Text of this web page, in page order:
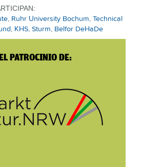
Ruhr University Bochum Technical
KHS Sturm Belfor DeHaDe
PATROCINIO DE: